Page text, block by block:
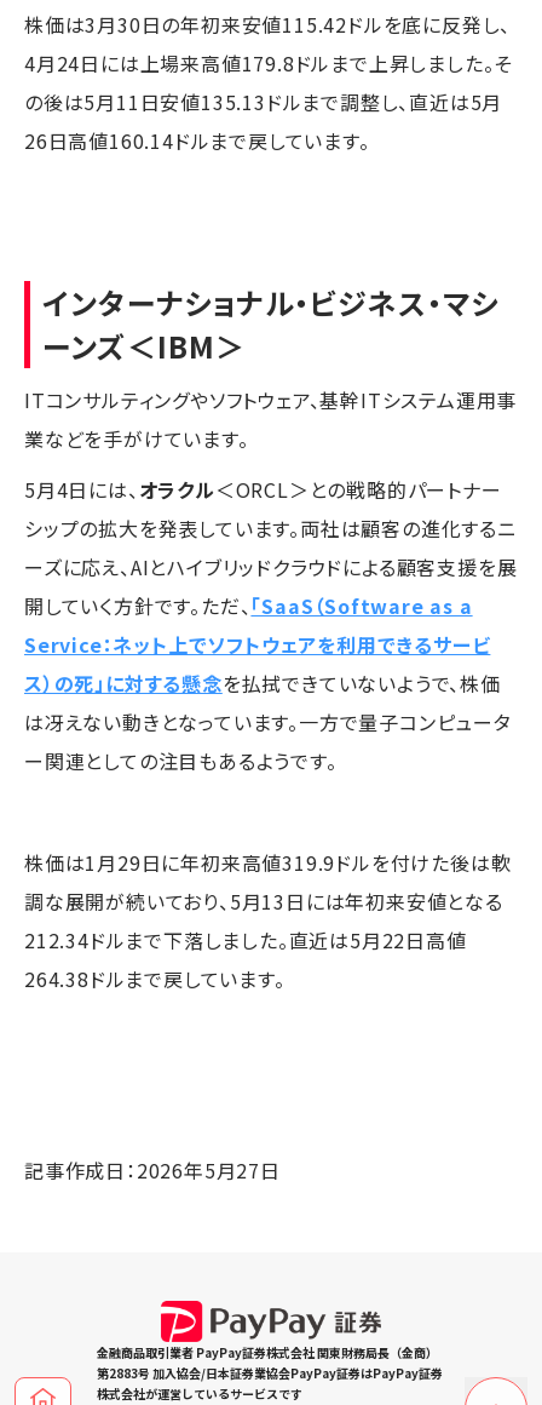
株価は3月30日の年初来安値115.42ドルを底に反発し、
4月24日には上場来高値179.8ドルまで上昇しました。そ
の後は5月11日安値135.13ドルまで調整し、直近は5月
26日高値160.14ドルまで戻しています。
インターナショナル・ビジネス・マシ
ーンズ＜IBM＞
ITコンサルティングやソフトウェア、基幹ITシステム運用事
業などを手がけています。
5月4日には、オラクル＜ORCL＞との戦略的パートナー
シップの拡大を発表しています。両社は顧客の進化するニ
ーズに応え、AIとハイブリッドクラウドによる顧客支援を展
開していく方針です。ただ、「SaaS（Software as a
Service：ネット上でソフトウェアを利用できるサービ
ス）の死」に対する懸念を払拭できていないようで、株価
は冴えない動きとなっています。一方で量子コンピュータ
ー関連としての注目もあるようです。
株価は1月29日に年初来高値319.9ドルを付けた後は軟
調な展開が続いており、5月13日には年初来安値となる
212.34ドルまで下落しました。直近は5月22日高値
264.38ドルまで戻しています。
記事作成日：2026年5月27日
金融商品取引業者 PayPay証券株式会社 関東財務局長（金商）
第2883号 加入協会/日本証券業協会PayPay証券はPayPay証券
株式会社が運営しているサービスです